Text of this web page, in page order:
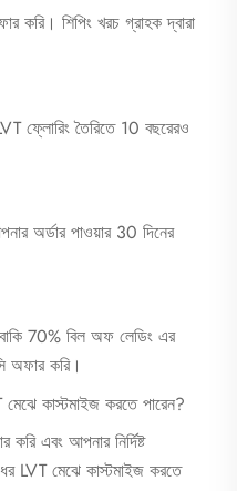
করি। শিপিং খরচ গ্রাহক দ্বারা
ফ্লোরিং তৈরিতে 10 বছরেরও
অর্ডার পাওয়ার 30 দিনের
70% বিল অফ লেডিং এর
অফার করি।
কাস্টমাইজ করতে পারেন?
এবং আপনার নির্দিষ্ট
LVT মেঝে কাস্টমাইজ করতে